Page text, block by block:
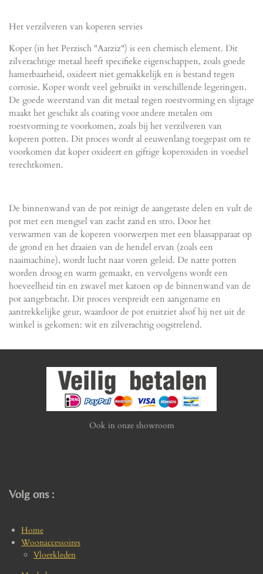
Het verzilveren van koperen servies
Koper (in het Perzisch "Aarziz") is een chemisch element. Dit
zilverachtige metaal heeft specifieke eigenschappen, zoals goede
hamerbaarheid, oxideert niet gemakkelijk en is bestand tegen
corrosie. Koper wordt veel gebruikt in verschillende legeringen.
De goede weerstand van dit metaal tegen roestvorming en slijtage
maakt het geschikt als coating voor andere metalen om
roestvorming te voorkomen, zoals bij het verzilveren van
koperen potten. Dit proces wordt al eeuwenlang toegepast om te
voorkomen dat koper oxideert en giftige koperoxiden in voedsel
terechtkomen.
De binnenwand van de pot reinigt de aangetaste delen en vult de
pot met een mengsel van zacht zand en stro. Door het
verwarmen van de koperen voorwerpen met een blaasapparaat op
de grond en het draaien van de hendel ervan (zoals een
naaimachine), wordt lucht naar voren geleid. De natte potten
worden droog en warm gemaakt, en vervolgens wordt een
hoeveelheid tin en zwavel met katoen op de binnenwand van de
pot aangebracht. Dit proces verspreidt een aangename en
aantrekkelijke geur, waardoor de pot eruitziet alsof hij net uit de
winkel is gekomen: wit en zilverachtig oogstrelend.
Ook in onze showroom
Volg ons :
Home
Woonaccessoires
Vloerkleden